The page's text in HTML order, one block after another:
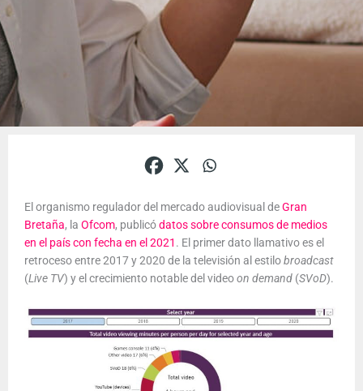
El organismo regulador del mercado audiovisual deGran
Bretaña, la Ofcom, publicódatos sobre consumos de medios
en el país con fecha en el 2021 . El primer dato llamativo es el
retroceso entre 2017 y 2020 de la televisión al estilobroadcast
(Live TV) y el crecimiento notable del videoon demand (SVoD).